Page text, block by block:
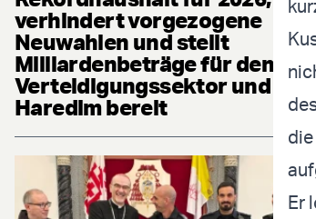
verhindert vorgezogene
Neuwahlen und stellt
Milliardenbeträge für den
Verteidigungssektor und die
Haredim bereit
Er